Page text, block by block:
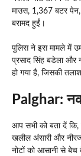
माउस, 1,367 बटर पेन,
बरामद हुईं।
पुलिस ने इस मामले में
प्रसाद सिंह बडेला और
हो गया है, जिसकी
Palghar:
आप सभी को बता दें
खलील अंसारी और
नोटों को आसानी से